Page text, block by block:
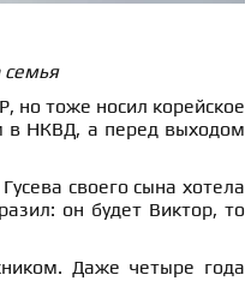
но тоже носил корейское
в НКВД, а перед выходом
своего сына хотела
он будет Виктор, то
Даже четыре года